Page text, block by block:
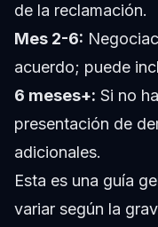
de la reclamación.
Mes 2-6:
acuerdo; puede
6 meses+: Si no
presentación de
adicionales.
Esta es una guía
variar según la